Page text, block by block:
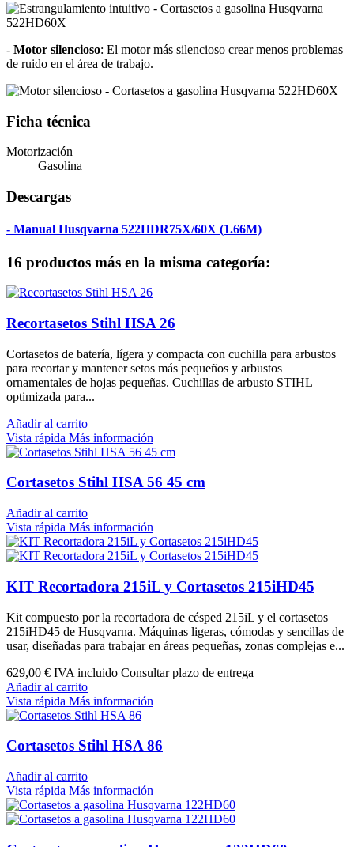
- Motor silencioso: El motor más silencioso crear menos problemas
de ruido en el área de trabajo.
Ficha técnica
Motorización
Gasolina
Descargas
- Manual Husqvarna 522HDR75X/60X (1.66M)
16 productos más en la misma categoría:
Recortasetos Stihl HSA 26
Cortasetos de batería, lígera y compacta con cuchilla para arbustos
para recortar y mantener setos más pequeños y arbustos
ornamentales de hojas pequeñas. Cuchillas de arbusto STIHL
optimizada para...
Añadir al carrito
Vista rápida Más información
Cortasetos Stihl HSA 56 45 cm
Añadir al carrito
Vista rápida Más información
KIT Recortadora 215iL y Cortasetos 215iHD45
Kit compuesto por la recortadora de césped 215iL y el cortasetos
215iHD45 de Husqvarna. Máquinas ligeras, cómodas y sencillas de
usar, diseñadas para trabajar en áreas pequeñas, zonas complejas e...
629,00 € IVA incluido Consultar plazo de entrega
Añadir al carrito
Vista rápida Más información
Cortasetos Stihl HSA 86
Añadir al carrito
Vista rápida Más información